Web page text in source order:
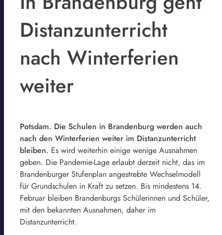
Distanzunterricht
nach Winterferien
weiter
Potsdam. Die Schulen in Brandenburg werden auch
nach den Winterferien weiter im Distanzunterricht
bleiben. Es wird weiterhin einige wenige Ausnahmen
geben. Die Pandemie-Lage erlaubt derzeit nicht, das im
Brandenburger Stufenplan angestrebte Wechselmodell
für Grundschulen in Kraft zu setzen. Bis mindestens 14.
Februar bleiben Brandenburgs Schülerinnen und Schüler,
mit den bekannten Ausnahmen, daher im
Distanzunterricht.